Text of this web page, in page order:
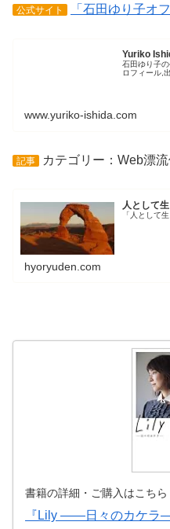
公式サイト 「石田ゆり子オ
Yuriko
石田ゆり子
ロフィール,
www.yuriko-ishida.com
記事 カテゴリー：Web漂
人として
「人として
hyoryuden.com
書籍の詳細・ご購入はこちら
『Lily ――日々のカケラ